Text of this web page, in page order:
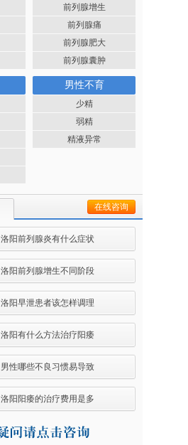
前列腺增生
前列腺痛
前列腺肥大
前列腺囊肿
男性不育
少精
弱精
精液异常
在线咨询
洛阳前列腺炎有什么症状
洛阳前列腺增生不同阶段
洛阳早泄患者该怎样调理
洛阳有什么方法治疗阳痿
男性哪些不良习惯易导致
洛阳阳痿的治疗费用是多